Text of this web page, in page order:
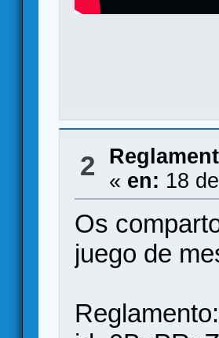
2
« en: 18
Os
juego de
Reglamento: